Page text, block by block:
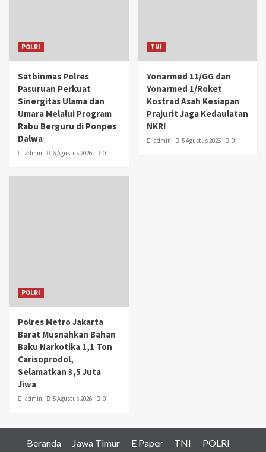
POLRI
Satbinmas Polres
Pasuruan Perkuat
Sinergitas Ulama dan
Umara Melalui Program
Rabu Berguru di Ponpes
Dalwa
admin 6 Agustus 2026 0
TNI
Yonarmed 11/GG dan
Yonarmed 1/Roket
Kostrad Asah Kesiapan
Prajurit Jaga Kedaulatan
NKRI
admin 5 Agustus 2026 0
POLRI
Polres Metro Jakarta
Barat Musnahkan Bahan
Baku Narkotika 1,1 Ton
Carisoprodol,
Selamatkan 3,5 Juta
Jiwa
admin 5 Agustus 2026 0
Beranda Jawa Timur E Paper TNI
POLRI